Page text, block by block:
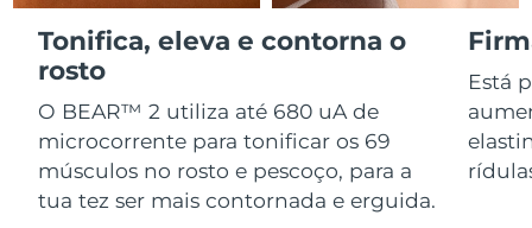
Tonifica, eleva e contorna o
rosto
O BEAR™ 2 utiliza até 680 uA de
microcorrente para tonificar os 69
músculos no rosto e pescoço, para a
tua tez ser mais contornada e erguida.
Está
Serum
For healthy hair
issa™ Teeth Whitening Gel
18% PAP
Cosméticos
Comprar todos
Israel Entrega prevista 8/14/26
Itália Entrega prevista 8/10/26
Japão Entrega prevista 8/13/26